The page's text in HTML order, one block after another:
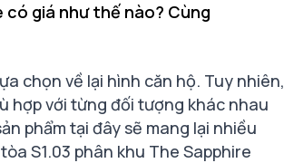
có giá như thế nào? Cùng
chọn về lại hình căn hộ. Tuy nhiên,
hợp với từng đối tượng khác nhau
phẩm tại đây sẽ mang lại nhiều
S1.03 phân khu The Sapphire